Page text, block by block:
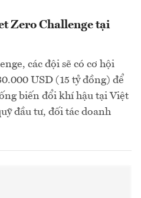
Zero Challenge tại
các đội sẽ có cơ hội
USD (15 tỷ đồng) để
biến đổi khí hậu tại Việt
đầu tư, đối tác doanh